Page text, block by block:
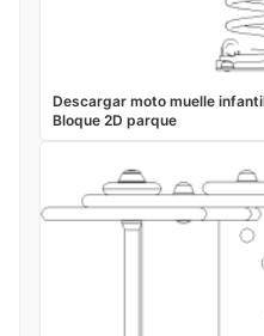
Descargar moto muelle
Bloque 2D parque